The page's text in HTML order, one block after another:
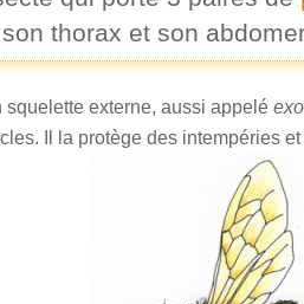
thorax et son
squelette externe, aussi appelé
Il la protège des intempéries